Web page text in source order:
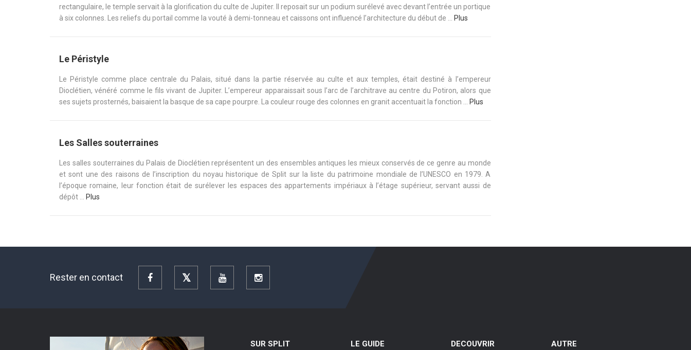
rectangulaire, le temple servait à la glorification du culte de Jupiter. Il reposait sur un podium surélevé avec devant l’entrée un portique
à six colonnes. Les reliefs du portail comme la vouté à demi-tonneau et caissons ont influencé l’architecture du début de ...
Plus
Le Péristyle
Le Péristyle comme place centrale du Palais, situé dans la partie réservée au culte et aux temples, était destiné à l’empereur
Dioclétien, vénéré comme le fils vivant de Jupiter. L’empereur apparaissait sous l’arc de l’architrave au centre du Potiron, alors que
ses sujets prosternés, baisaient la basque de sa cape pourpre. La couleur rouge des colonnes en granit accentuait la fonction ...
Plus
Les Salles souterraines
Les salles souterraines du Palais de Dioclétien représentent un des ensembles antiques les mieux conservés de ce genre au monde
et sont une des raisons de l’inscription du noyau historique de Split sur la liste du patrimoine mondiale de l’UNESCO en 1979. A
l’époque romaine, leur fonction était de surélever les espaces des appartements impériaux à l’étage supérieur, servant aussi de
dépôt ...
Plus
Rester en contact Facebook YouTube Instagram
SUR SPLIT LE GUIDE DECOUVRIR AUTRE